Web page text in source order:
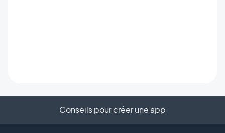
Conseils pour créer une app